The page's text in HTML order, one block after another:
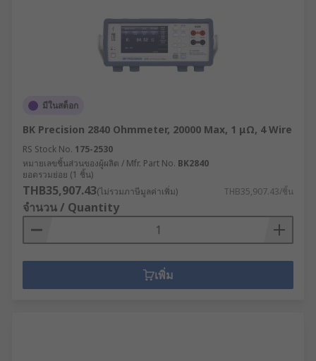
มีในสต็อก
BK Precision 2840 Ohmmeter, 20000 Max, 1 μΩ, 4 Wire
RS Stock No. 175-2530
หมายเลขชิ้นส่วนของผู้ผลิต / Mfr. Part No. BK2840
ยอดรวมย่อย (1 ชิ้น)
THB35,907.43(ไม่รวมภาษีมูลค่าเพิ่ม) THB35,907.43/ชิ้น
จำนวน / Quantity
เพิ่ม